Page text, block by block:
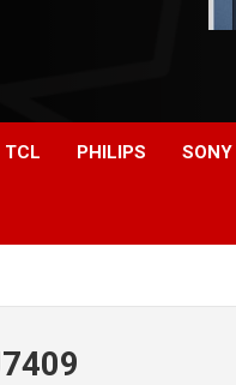
TCL PHILIPS SONY